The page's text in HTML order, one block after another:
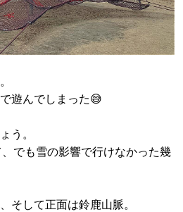
遊んでしまった😅
う。
でも雪の影響で行けなかった幾
そして正面は鈴鹿山脈。